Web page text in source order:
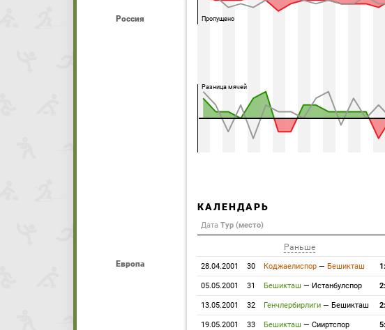
Россия
Европа
Пропущено
Разница мячей
КАЛЕНДАРЬ
Дата Тур (место)
Раньше
28.04.2001 30 Коджаелиспор — Бешикташ
05.05.2001 31 Бешикташ — Истанбулспор
13.05.2001 32 Генчлербирлиги — Бешикташ
19.05.2001 33 Бешикташ — Сииртспор